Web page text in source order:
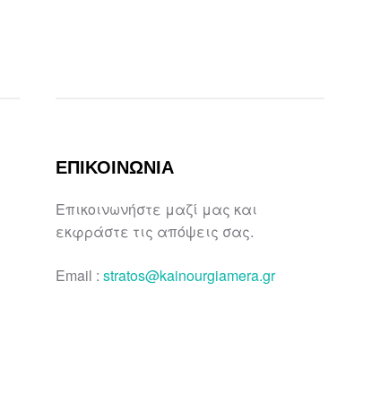
ΕΠΙΚΟΙΝΩΝΙΑ
Επικοινωνήστε μαζί μας και
εκφράστε τις απόψεις σας.
Email : stratos@kainourgiamera.gr